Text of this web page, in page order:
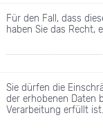
Für den Fall, dass
haben Sie das Recht,
Sie dürfen die
der erhobenen Daten
Verarbeitung erfüllt ist.